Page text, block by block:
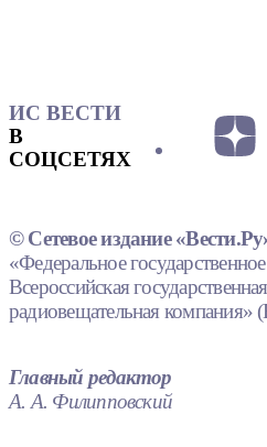
ИС ВЕСТИ
В
СОЦСЕТЯХ
© Сетевое издание
«Федеральное
Всероссийская
радиовещательная
Главный редактор
А. А. Филипповский